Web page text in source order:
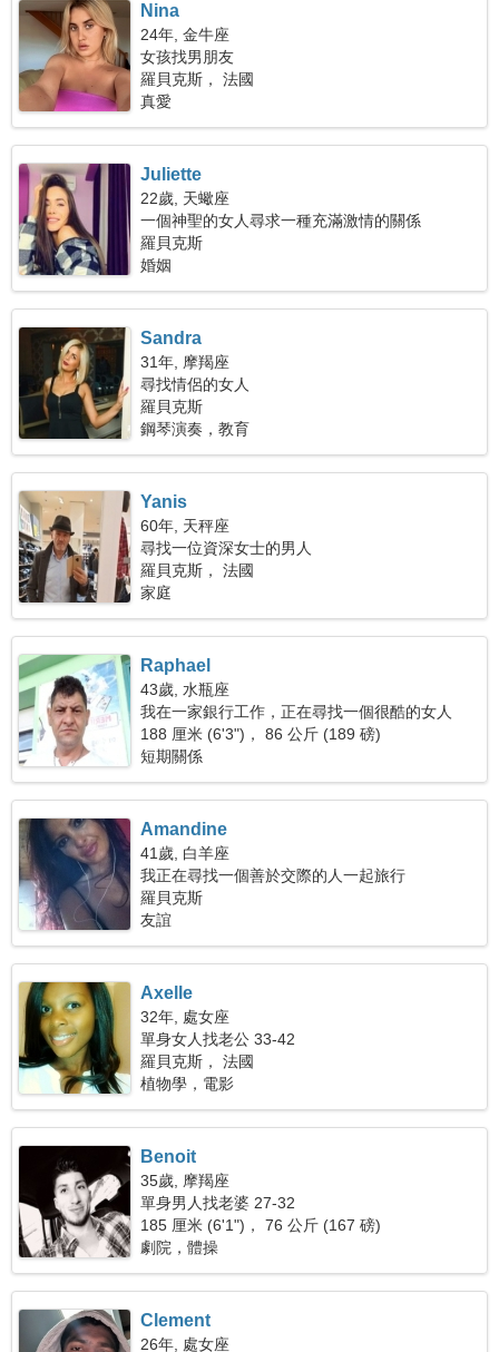
Nina
24年, 金牛座
女孩找男朋友
羅貝克斯， 法國
真愛
Juliette
22歲, 天蠍座
一個神聖的女人尋求一種充滿激情的關係
羅貝克斯
婚姻
Sandra
31年, 摩羯座
尋找情侶的女人
羅貝克斯
鋼琴演奏，教育
Yanis
60年, 天秤座
尋找一位資深女士的男人
羅貝克斯， 法國
家庭
Raphael
43歲, 水瓶座
我在一家銀行工作，正在尋找一個很酷的女人
188 厘米 (6'3")， 86 公斤 (189 磅)
短期關係
Amandine
41歲, 白羊座
我正在尋找一個善於交際的人一起旅行
羅貝克斯
友誼
Axelle
32年, 處女座
單身女人找老公 33-42
羅貝克斯， 法國
植物學，電影
Benoit
35歲, 摩羯座
單身男人找老婆 27-32
185 厘米 (6'1")， 76 公斤 (167 磅)
劇院，體操
Clement
26年, 處女座